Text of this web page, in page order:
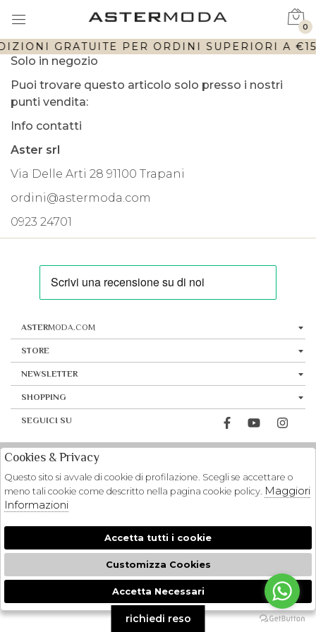
GRATUITE PER ORDINI SUPERIORI A
0
Solo in negozio
Puoi trovare questo articolo solo presso i nostri
punti vendita:
Info contatti
Aster srl
Via Delle Arti 28 91100 Trapani
ordini@astermoda.com
0923 24701
ASTERMODA.COM
STORE
NEWSLETTER
SHOPPING
SEGUICI SU
🍪
richiedi reso
Cookies & Privacy
Questo sito si avvale di cookie di profilazione. Scegli se accettare o
meno tali cookie come descritto nella pagina cookie policy. Maggiori
Informazioni
Accetta tutti i cookie
Customizza Cookies
Accetta Necessari